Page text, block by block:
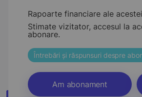
Rapoarte financiare ale
Stimate vizitator, accesul la
abonare.
Întrebări și răspunsuri despre
Am abonament